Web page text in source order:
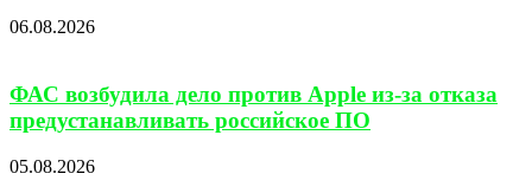
06.08.2026
ФАС возбудила дело против Apple из-за отказа
предустанавливать российское ПО
05.08.2026